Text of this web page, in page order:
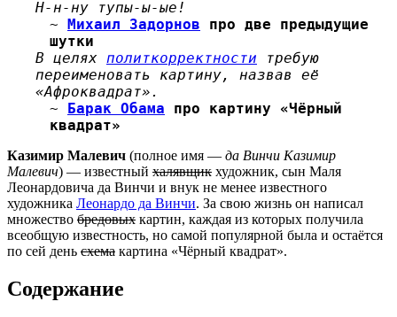
Н-н-ну тупы-ы-ые!
~ Михаил Задорнов про две предыдущие
шутки
В целях политкорректности требую
переименовать картину, назвав её
«Афроквадрат».
~ Барак Обама про картину «Чёрный
квадрат»
Казимир Малевич (полное имя — да Винчи Казимир
Малевич) — известный халявщик художник, сын Маля
Леонардовича да Винчи и внук не менее известного
художника Леонардо да Винчи. За свою жизнь он написал
множество бредовых картин, каждая из которых получила
всеобщую известность, но самой популярной была и остаётся
по сей день схема картина «Чёрный квадрат».
Содержание